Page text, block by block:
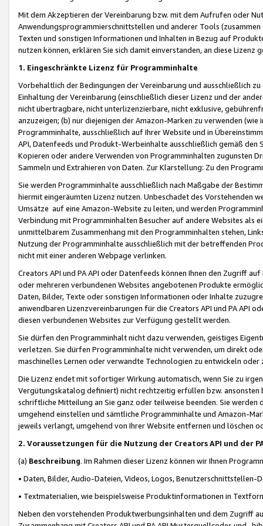
Mit dem Akzeptieren der Vereinbarung bzw. mit dem Aufrufen oder
Anwendungsprogrammierschnittstellen und anderer Tools (zusammen
Texten und sonstigen Informationen und Inhalten in Bezug auf
nutzen können, erklären Sie sich damit einverstanden, an diese Lizenz
1. Eingeschränkte Lizenz für Programminhalte
Vorbehaltlich der Bedingungen der Vereinbarung und ausschließlich
Einhaltung der Vereinbarung (einschließlich dieser Lizenz und der
nicht übertragbare, nicht unterlizenzierbare, nicht exklusive,
anzuzeigen; (b) nur diejenigen der Amazon-Marken zu verwenden
Programminhalte, ausschließlich auf Ihrer Website und in
API, Datenfeeds und Produkt-Werbeinhalte ausschließlich gemäß
Kopieren oder andere Verwenden von Programminhalten zugunsten
Sammeln und Extrahieren von Daten. Zur Klarstellung: Zu den
Sie werden Programminhalte ausschließlich nach Maßgabe der
hiermit eingeräumten Lizenz nutzen. Unbeschadet des Vorstehenden
Umsätze auf eine Amazon-Website zu leiten, und werden
Verbindung mit Programminhalten Besucher auf andere Websites als
unmittelbarem Zusammenhang mit den Programminhalten stehen,
Nutzung der Programminhalte ausschließlich mit der betreffenden
nicht mit einer anderen Webpage verlinken.
Creators API und PA API oder Datenfeeds können Ihnen den Zugriff
oder mehreren verbundenen Websites angebotenen Produkte
Daten, Bilder, Texte oder sonstigen Informationen oder Inhalte
anwendbaren Lizenzvereinbarungen für die Creators API und PA API
diesen verbundenen Websites zur Verfügung gestellt werden.
Sie dürfen den Programminhalt nicht dazu verwenden, geistiges
verletzen. Sie dürfen Programminhalte nicht verwenden, um direkt
maschinelles Lernen oder verwandte Technologien zu entwickeln
Die Lizenz endet mit sofortiger Wirkung automatisch, wenn Sie zu
Vergütungskatalog definiert) nicht rechtzeitig erfüllen bzw. ansonsten
schriftliche Mitteilung an Sie ganz oder teilweise beenden. Sie werden
umgehend einstellen und sämtliche Programminhalte und Amazon-
jeweils verlangt, umgehend von Ihrer Website entfernen und löschen
2. Voraussetzungen für die Nutzung der Creators API und der
(a) Beschreibung. Im Rahmen dieser Lizenz können wir Ihnen
• Daten, Bilder, Audio-Dateien, Videos, Logos, Benutzerschnittstellen-
• Textmaterialien, wie beispielsweise Produktinformationen in
Neben den vorstehenden Produktwerbungsinhalten und dem Zugriff